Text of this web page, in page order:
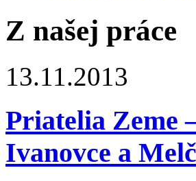
Z našej práce
13.11.2013
Priatelia Zeme
Ivanovce a